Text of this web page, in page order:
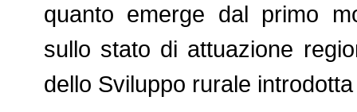
quanto emerge dal primo
sullo stato di attuazione
dello Sviluppo rurale